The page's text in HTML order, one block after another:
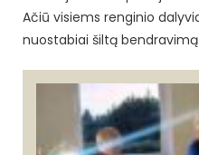
Ačiū visiems renginio
nuostabiai šiltą bendravimą